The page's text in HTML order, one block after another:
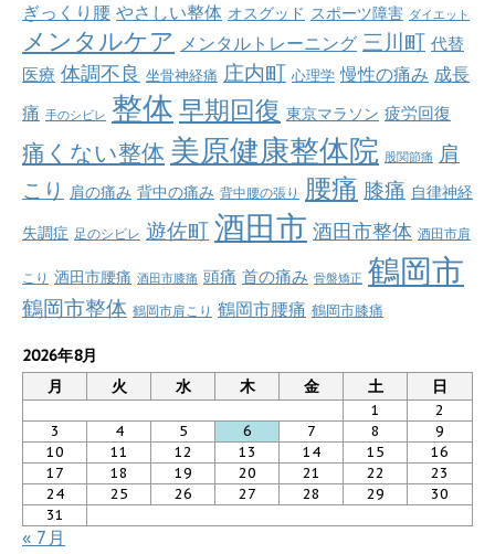
ぎっくり腰 やさしい整体 オスグッド スポーツ障害 ダイエット
メンタルケア メンタルトレーニング 三川町 代替
医療 体調不良 坐骨神経痛 庄内町 心理学 慢性の痛み 成長
痛 手のシビレ 整体 早期回復 東京マラソン 疲労回復
痛くない整体 美原健康整体院 股関節痛 肩
こり 肩の痛み 背中の痛み 背中腰の張り 腰痛 膝痛 自律神経
失調症 足のシビレ 遊佐町 酒田市 酒田市整体 酒田市肩
こり 酒田市腰痛 酒田市膝痛 頭痛 首の痛み 骨盤矯正 鶴岡市
鶴岡市整体 鶴岡市肩こり 鶴岡市腰痛 鶴岡市膝痛
2026年8月
月
火 水 木 金 土 日
1
2
3
4 5 6 7 8
9
10
11 12 13 14 15
16
17
18 19 20 21 22
23
24
25 26 27 28 29
30
31
« 7月